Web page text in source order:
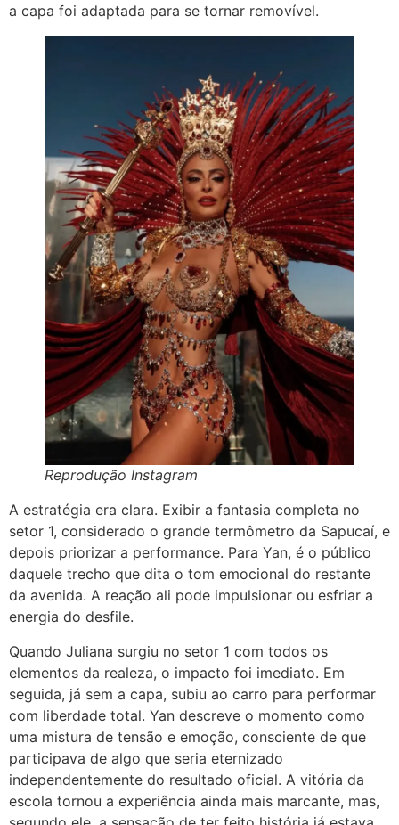
a capa foi adaptada para se tornar removível.
Reprodução Instagram
A estratégia era clara. Exibir a fantasia completa no
setor 1, considerado o grande termômetro da Sapucaí, e
depois priorizar a performance. Para Yan, é o público
daquele trecho que dita o tom emocional do restante
da avenida. A reação ali pode impulsionar ou esfriar a
energia do desfile.
Quando Juliana surgiu no setor 1 com todos os
elementos da realeza, o impacto foi imediato. Em
seguida, já sem a capa, subiu ao carro para performar
com liberdade total. Yan descreve o momento como
uma mistura de tensão e emoção, consciente de que
participava de algo que seria eternizado
independentemente do resultado oficial. A vitória da
escola tornou a experiência ainda mais marcante, mas,